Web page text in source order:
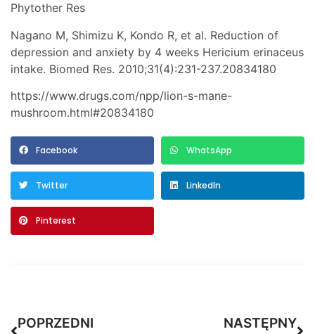
Phytother Res
Nagano M, Shimizu K, Kondo R, et al. Reduction of
depression and anxiety by 4 weeks Hericium erinaceus
intake. Biomed Res. 2010;31(4):231-237.20834180
https://www.drugs.com/npp/lion-s-mane-
mushroom.html#20834180
Facebook WhatsApp
Twitter LinkedIn
Pinterest
POPRZEDNI NASTĘPNY